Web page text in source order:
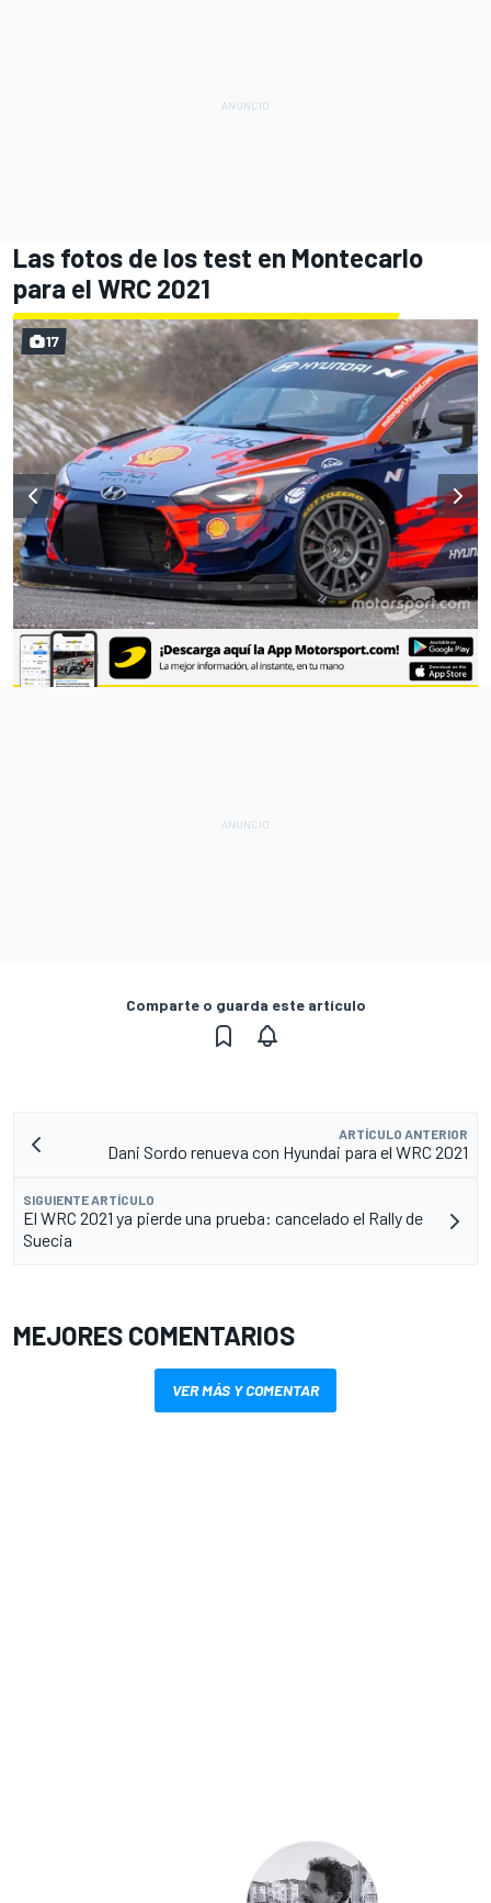
Las fotos de los test en Montecarlo
para el WRC 2021
17
Comparte o guarda este artículo
ARTÍCULO ANTERIOR
Dani Sordo renueva con Hyundai para el WRC 2021
SIGUIENTE ARTÍCULO
El WRC 2021 ya pierde una prueba: cancelado el Rally de
Suecia
MEJORES COMENTARIOS
VER MÁS Y COMENTAR